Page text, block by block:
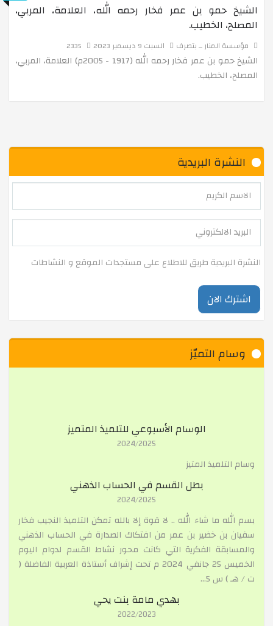
عملية انتخاب ممثل المتوسطة
المجموعة الشمسية وحركة الكواكب
مجازر 8 ماي 1945 حتى لا ننسى
الإمتحان التجريبي لشهادة التعليم المتوسط
" إصيص وشجرة لكل طالبة "
معرض المغانط
مسابقة أحسن جدارية يوم العلم 16 أفريل
رحلة تعليمية إلى المجلس الشعبي الوطني
تهنئة الأستاذ الدكتور بسيس نصر الدين بن سليمان
حفل نهاية الفصل الدّراسي الثّاني: مناسبة يوم العلم
حفلة الفصل الثاني
الشيخ حمو بن عمر فخار رحمه الله، العلامة، المربي،
المصلح، الخطيب.
مؤسسة المنار ــ بتصرف السبت 9 ديسمبر 2023
الشيخ حمو بن عمر فخار رحمه الله (1917 - 2005م) العلامة، المربي،
المصلح، الخطيب.
النشرة البريدية
النشرة البريدية طريق للاطلاع على مستجدات الموقع و النشاطات
وسام التميّز
الوسام الأسبوعي للتلميذ المتميز
2024/2025
وسام التلميذ المتيز
بطل القسم في الحساب الذهني
2024/2025
بسم الله ما شاء الله .. لا قوة إلا بالله تمكن التلميذ النجيب فخار
سفيان بن خضير بن عمر من افتكاك الصدارة في الحساب الذهني
والمسابقة الفكرية التي كانت محور نشاط القسم لدوام اليوم
الخميس 25 جانفي 2024 م تحت إشراف أستاذة العربية الفاضلة (
ت / هـ ) س 5...
بهدي مامة بنت يحي
2022/2023